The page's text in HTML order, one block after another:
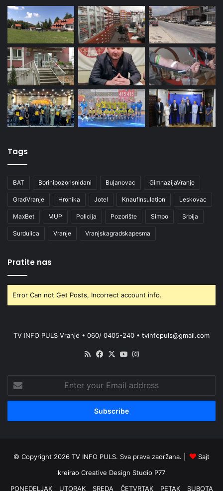
Tags
BAT Borinipozorisnidani Bujanovac GimnazijaVranje
GradVranje Hronika Jotel KnaufInsulation Leskovac
MaxBet MUP Policija Pozorište Simpo Srbija
Surdulica Vranje Vranjskagradskapesma
Pratite nas
Error Can not Get Posts, Incorrect account info.
TV INFO PULS Vranje • 060/ 0405-240 • tvinfopuls@gmail.com
RSS Facebook
X YouTube
your
Email
© Copyright 2026 TV INFO PULS. Sva prava zadržana. |
Sajt
kreirao Creative Design Studio P77
PONEDELJAK
UTORAK SREDA ČETVRTAK PETAK SUBOTA